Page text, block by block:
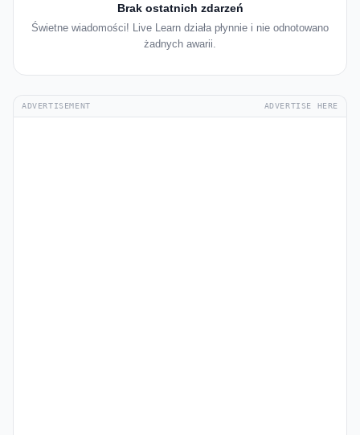
Brak ostatnich zdarzeń
Świetne wiadomości! Live Learn działa płynnie i nie odnotowano
żadnych awarii.
ADVERTISEMENT ADVERTISE HERE